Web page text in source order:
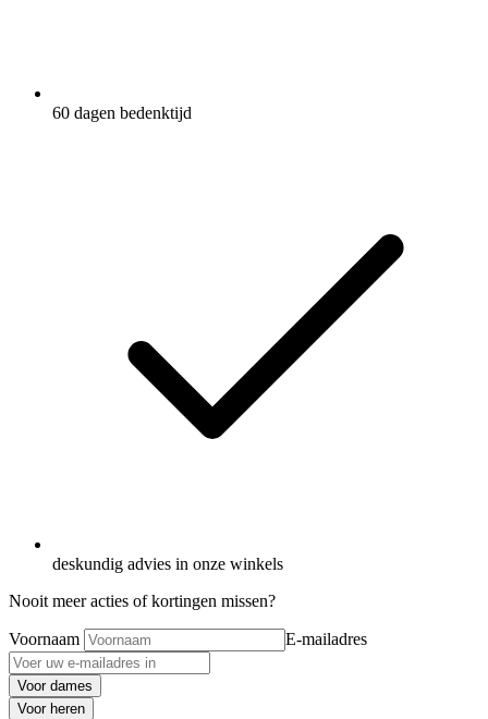
60 dagen bedenktijd
deskundig advies in onze winkels
Nooit meer acties of kortingen missen?
Voornaam E-mailadres
Voor dames
Voor heren